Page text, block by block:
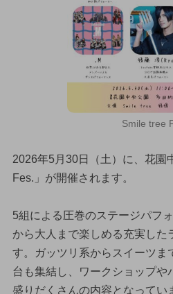
Smile tree
2026年5月30日（土）に、花園
Fes.」が開催されます。
5組による圧巻のステージパフ
から大人まで楽しめる充実した
す。ガッツリ系からスイーツま
台も集結し、ワークショップや
盛りだくさんの内容となってい